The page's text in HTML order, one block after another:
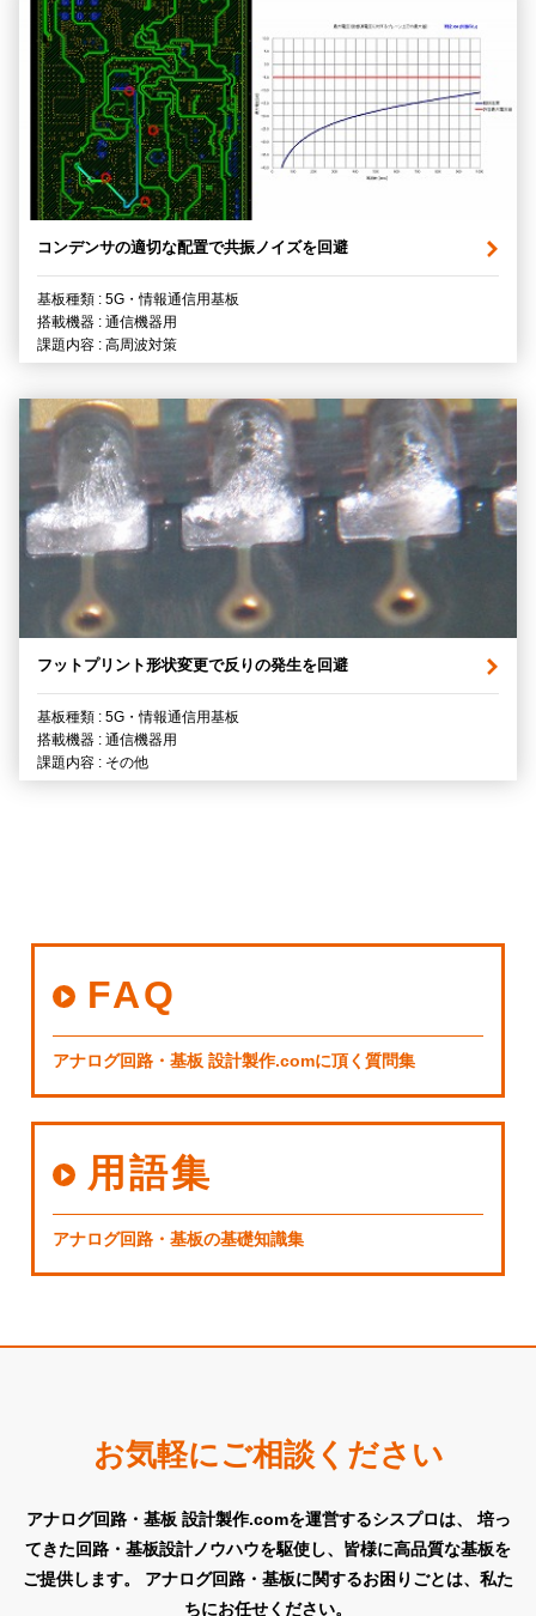
コンデンサの適切な配置で共振ノイズを回避
基板種類 : 5G・情報通信用基板
搭載機器 : 通信機器用
課題内容 : 高周波対策
フットプリント形状変更で反りの発生を回避
基板種類 : 5G・情報通信用基板
搭載機器 : 通信機器用
課題内容 : その他
FAQ
アナログ回路・基板 設計製作.comに頂く質問集
用語集
アナログ回路・基板の基礎知識集
お気軽にご相談ください
アナログ回路・基板 設計製作.comを運営するシスプロは、
培っ
てきた回路・基板設計ノウハウを駆使し、皆様に高品質な基板を
ご提供します。
アナログ回路・基板に関するお困りごとは、私た
ちにお任せください。